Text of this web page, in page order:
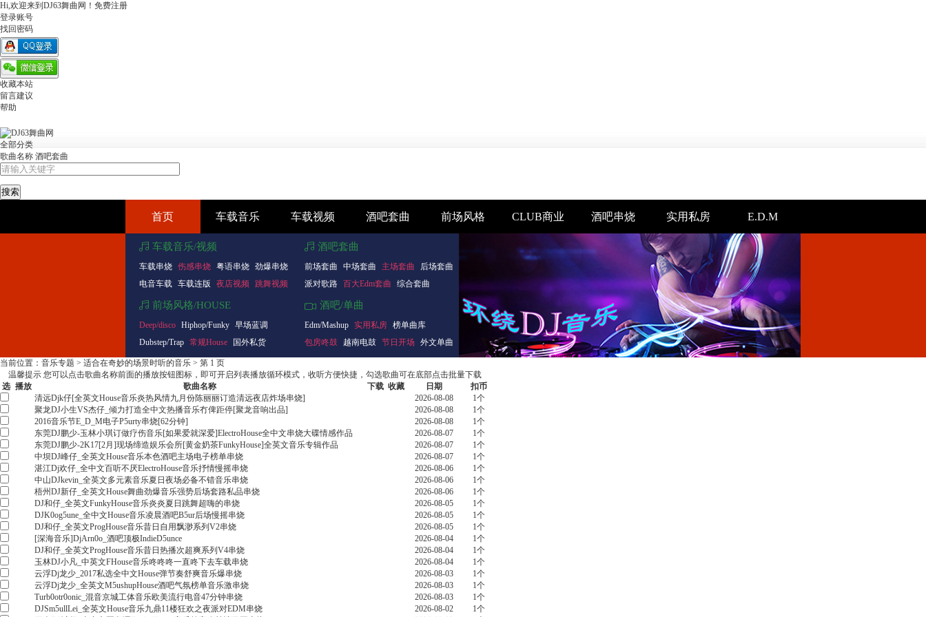
Hi,欢迎来到DJ63舞曲网！ 免费注册
登录账号
找回密码
收藏本站
留言建议
帮助
全部分类
歌曲名称 酒吧套曲
首页 车载音乐 车载视频 酒吧套曲 前场风格 CLUB商业 酒吧串烧 实用私房 E.D.M
车载音乐/视频
车载串烧 伤感串烧 粤语串烧 劲爆串烧
电音车载 车载连版 夜店视频 跳舞视频
前场风格/HOUSE
Deep/disco Hiphop/Funky 早场蓝调
Dubstep/Trap 常规House 国外私货
酒吧套曲
前场套曲 中场套曲 主场套曲
后场套曲
派对歌路 百大Edm套曲 综合套曲
酒吧/单曲
Edm/Mashup 实用私房 榜单曲库
包房咚鼓
越南电鼓 节日开场 外文单曲
当前位置： 音乐专题 > 适合在奇妙的场景时听的音乐 > 第 1 页
温馨提示 您可以点击歌曲名称前面的播放按钮图标，即可开启列表播放循环模式，收听方便快捷，勾选歌曲可在底部点击批量下载
选 播放 歌曲名称 下载 收藏 日期
扣币
清远Djk仔[全英文House音乐炎热风情九月份陈丽丽订造清远夜店炸场串烧]
2026-08-08
1个
聚龙DJ小生VS杰仔_倾力打造全中文热播音乐冇俾距停[聚龙音响出品]
2026-08-08
1个
2016音乐节E_D_M电子P5urty串烧[62分钟]
2026-08-08
1个
东莞DJ鹏少-玉林小琪订做疗伤音乐[如果爱就深爱]ElectroHouse全中文串烧大碟情感作品
2026-08-07
1个
东莞DJ鹏少-2K17[2月]现场缔造娱乐会所[黄金奶茶FunkyHouse]全英文音乐专辑作品
2026-08-07
1个
中坝DJ峰仔_全英文House音乐本色酒吧主场电子榜单串烧
2026-08-07
1个
湛江Dj欢仔_全中文百听不厌ElectroHouse音乐抒情慢摇串烧
2026-08-06
1个
中山DJkevin_全英文多元素音乐夏日夜场必备不错音乐串烧
2026-08-06
1个
梧州DJ新仔_全英文House舞曲劲爆音乐强势后场套路私品串烧
2026-08-06
1个
DJ和仔_全英文FunkyHouse音乐炎炎夏日跳舞超嗨的串烧
2026-08-05
1个
DJK0og5une_全中文House音乐凌晨酒吧B5ur后场慢摇串烧
2026-08-05
1个
DJ和仔_全英文ProgHouse音乐昔日自用飘渺系列V2串烧
2026-08-05
1个
[深海音乐]DjArn0o_酒吧顶极IndieD5unce
2026-08-04
1个
DJ和仔_全英文ProgHouse音乐昔日热播次超爽系列V4串烧
2026-08-04
1个
玉林DJ小凡_中英文FHouse音乐咚咚咚一直咚下去车载串烧
2026-08-04
1个
云浮Dj龙少_2017私选全中文House弹节奏舒爽音乐爆串烧
2026-08-03
1个
云浮Dj龙少_全英文M5ushupHouse酒吧气氛榜单音乐激串烧
2026-08-03
1个
Turb0otr0onic_混音京城工体音乐欧美流行电音47分钟串烧
2026-08-03
1个
DJSm5ullLei_全英文House音乐九鼎11楼狂欢之夜派对EDM串烧
2026-08-02
1个